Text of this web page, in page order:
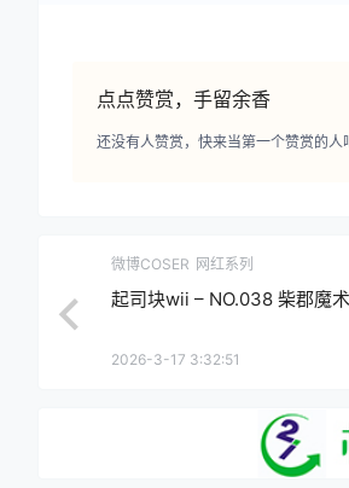
点点赞赏，手留余香
还没有人赞赏，快来当第一个赞赏的人
微博COSER 网红系列
起司块wii – NO.038 柴郡魔
2026-3-17 3:32:51